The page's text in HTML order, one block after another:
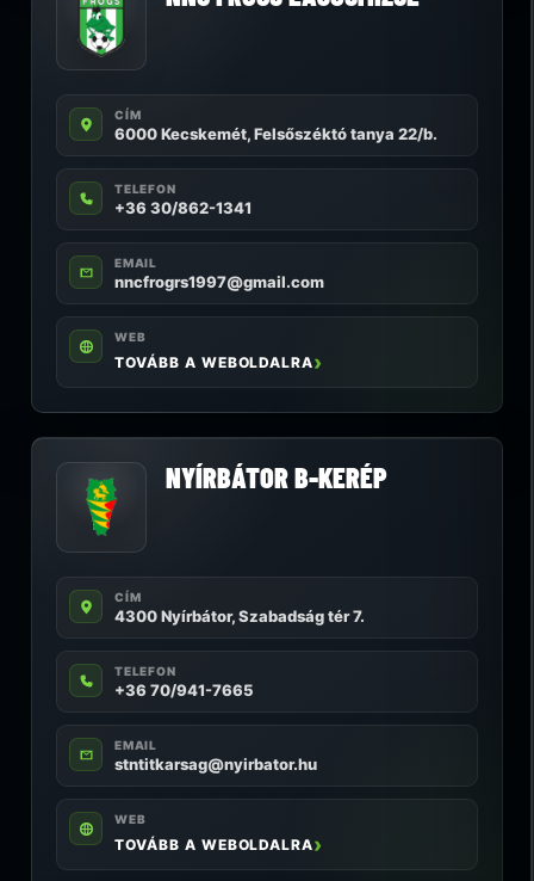
CÍM
6000 Kecskemét, Felsőszéktó tanya 22/b.
TELEFON
+36 30/862-1341
EMAIL
nncfrogrs1997@gmail.com
WEB
TOVÁBB A WEBOLDALRA
NYÍRBÁTOR B-KERÉP
CÍM
4300 Nyírbátor, Szabadság tér 7.
TELEFON
+36 70/941-7665
EMAIL
stntitkarsag@nyirbator.hu
WEB
TOVÁBB A WEBOLDALRA